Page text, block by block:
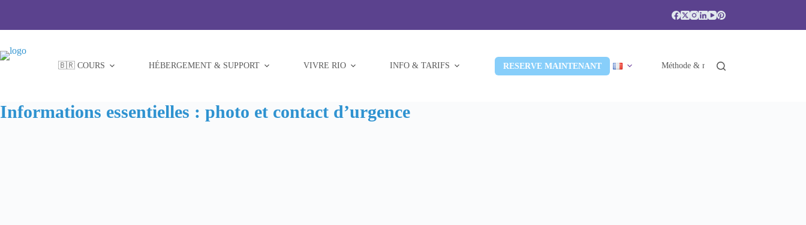
🇧🇷 COURS HÉBERGEMENT & SUPPORT VIVRE RIO INFO & TARIFS RESERVE MAINTENANT Méthode & niveaux
Informations essentielles : photo et contact d’urgence